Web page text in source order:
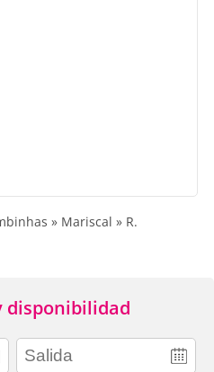
» Mariscal » R.
disponibilidad